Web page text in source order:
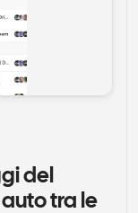
del
tra le